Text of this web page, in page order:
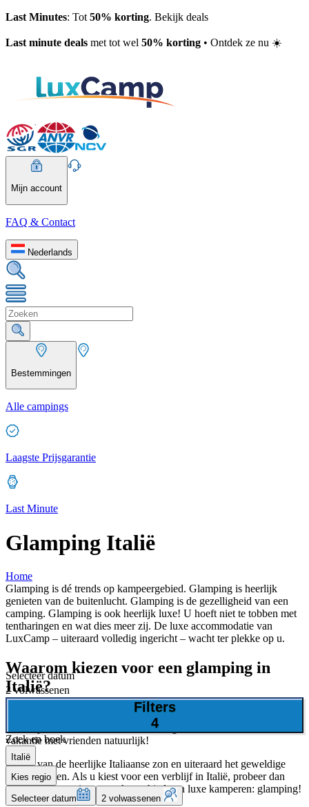
Last Minutes: Tot 50% korting. Bekijk deals
Last minute deals met tot wel 50% korting • Ontdek ze nu ☀️
Mijn account
FAQ & Contact
Nederlands
Bestemmingen
Alle campings
Laagste Prijsgarantie
Last Minute
Glamping Italië
Home
Glamping is dé trends op kampeergebied. Glamping is heerlijk
genieten van de buitenlucht. Glamping is de gezelligheid van een
camping. Glamping is ook heerlijk luxe! U hoeft niet te tobben met
tentharingen en wat dies meer zij. De luxe accommodatie van
LuxCamp – uiteraard volledig ingericht – wacht ter plekke op u.
Waarom kiezen voor een glamping in
Italië?
La Bella Italia! Het land wat u gezien moet hebben. Italië heeft
werkelijk alles in huis voor een ideale gezinsvakantie. Of een
vakantie met vrienden natuurlijk!
Geniet van de heerlijke Italiaanse zon en uiteraard het geweldige
Italiaanse eten. Als u kiest voor een verblijf in Italië, probeer dan
eens het laatste nieuwe op het gebied van luxe kamperen: glamping!
Selecteer datum
2 volwassenen
Filters
4
Zoek en boek
Italië
Kies regio
Selecteer datum 2 volwassenen